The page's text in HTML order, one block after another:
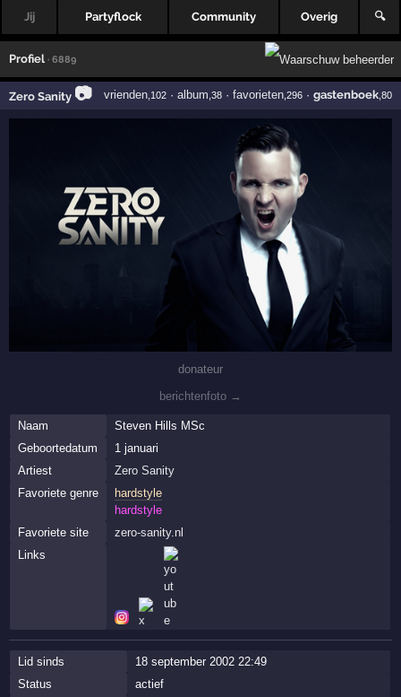
Jij Partyflock Community Overig 🔍
Profiel · 6889
Zero Sanity 📷 vrienden,102· album ,38· favorieten,296· gastenboek,80
donateur
berichtenfoto →
Naam
Steven Hills MSc
Geboortedatum
1 januari
Artiest
Zero Sanity
Favoriete genre
hardstyle
hardstyle
Favoriete site
zero-sanity.nl
Links
Lid sinds
18 september 2002 22:49
Status
actief